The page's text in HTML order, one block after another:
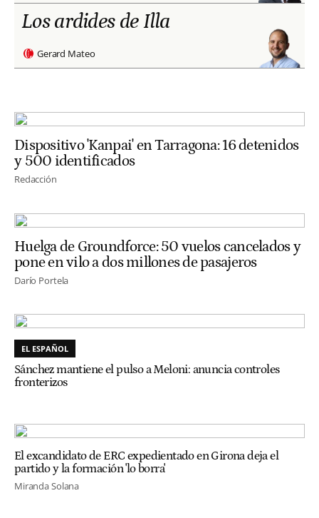
Los ardides de Illa
Gerard Mateo
Dispositivo 'Kanpai' en Tarragona: 16 detenidos
y 500 identificados
Redacción
Huelga de Groundforce: 50 vuelos cancelados y
pone en vilo a dos millones de pasajeros
Darío Portela
EL ESPAÑOL
Sánchez mantiene el pulso a Meloni: anuncia controles
fronterizos
El excandidato de ERC expedientado en Girona deja el
partido y la formación 'lo borra'
Miranda Solana